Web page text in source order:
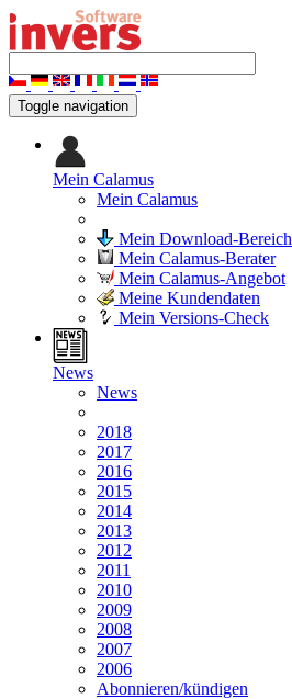
Toggle navigation
Mein Calamus
Mein Calamus
Mein Download-Bereich
Mein Calamus-Berater
Mein Calamus-Angebot
Meine Kundendaten
Mein Versions-Check
News
News
2018
2017
2016
2015
2014
2013
2012
2011
2010
2009
2008
2007
2006
Abonnieren/kündigen